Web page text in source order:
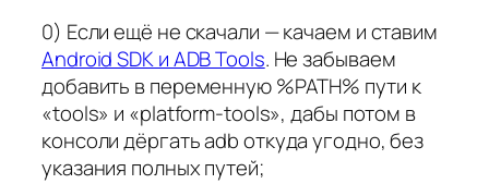
0) Если ещё не скачали — качаем и ставим
Android SDK и ADB Tools. Не забываем
добавить в переменную %PATH% пути к
«tools» и «platform-tools», дабы потом в
консоли дёргать adb откуда угодно, без
указания полных путей;